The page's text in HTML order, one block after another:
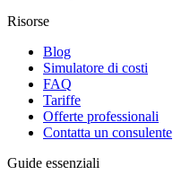
Risorse
Blog
Simulatore di costi
FAQ
Tariffe
Offerte professionali
Contatta un consulente
Guide essenziali